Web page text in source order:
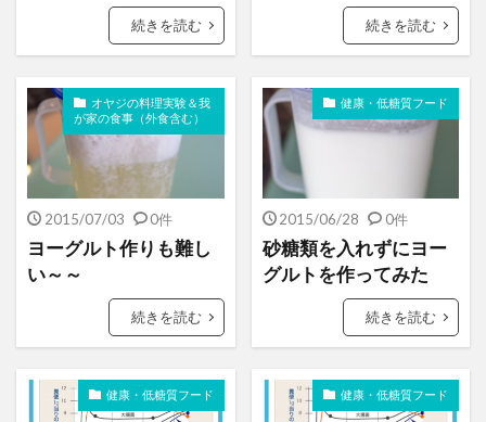
続きを読む 続きを読む
オヤジの料理実験＆我
が家の食事（外食含む）
2015/07/03 0件
ヨーグルト作りも難し
い～～
続きを読む
健康・低糖質フード
2015/06/28 0件
砂糖類を入れずにヨー
グルトを作ってみた
続きを読む
健康・低糖質フード 健康・低糖質フード